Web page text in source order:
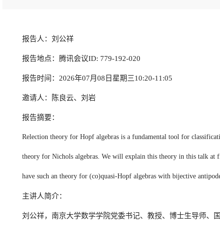
报告人：刘公祥
报告地点：腾讯会议ID: 779-192-020
报告时间：2026年07月08日星期三10:20-11:05
邀请人：陈良云、刘岩
报告摘要：
Relection theory for Hopf algebras is a fundamental tool for
theory for Nichols algebras. We will explain this theory in this talk at
have such an theory for (co)quasi-Hopf algebras with bijective
主讲人简介：
刘公祥，南京大学数学学院党委书记、教授、博士生导师、